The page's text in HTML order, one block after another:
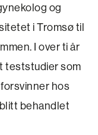
og
i Tromsø til
I over ti år
teststudier som
hos
behandlet